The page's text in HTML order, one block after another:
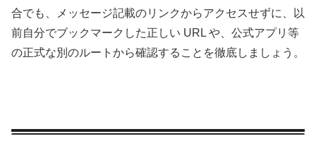
合でも、メッセージ記載のリンクからアクセスせずに、以
前自分でブックマークした正しい URL や、公式アプリ等
の正式な別のルートから確認することを徹底しましょう。